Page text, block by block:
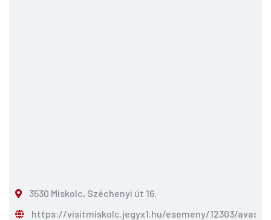
3530 Miskolc, Széchenyi út 16.
https://visitmiskolc.jegyx1.hu/esemeny/12303/